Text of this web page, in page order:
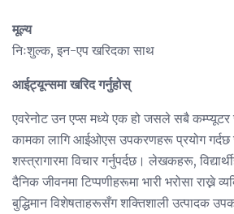
मूल्य
निःशुल्क, इन-एप खरिदका साथ
आईट्यून्समा खरिद गर्नुहोस्
एवरेनोट उन एप्स मध्ये एक हो जसले सबै कम्प्यूटर
कामका लागि आईओएस उपकरणहरू प्रयोग गर्दछ
शस्त्रागारमा विचार गर्नुपर्दछ। लेखकहरू,
दैनिक जीवनमा टिप्पणीहरूमा भारी भरोसा राख्ने
बुद्धिमान विशेषताहरूसँग शक्तिशाली उत्पादक